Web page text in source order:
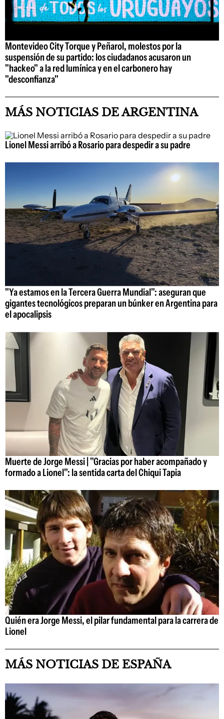
Montevideo City Torque y Peñarol, molestos por la
suspensión de su partido: los ciudadanos acusaron un
"hackeo" a la red lumínica y en el carbonero hay
"desconfianza"
MÁS NOTICIAS DE ARGENTINA
Lionel Messi arribó a Rosario para despedir a su padre
"Ya estamos en la Tercera Guerra Mundial": aseguran que
gigantes tecnológicos preparan un búnker en Argentina para
el apocalipsis
Muerte de Jorge Messi | "Gracias por haber acompañado y
formado a Lionel": la sentida carta del Chiqui Tapia
Quién era Jorge Messi, el pilar fundamental para la carrera de
Lionel
MÁS NOTICIAS DE ESPAÑA